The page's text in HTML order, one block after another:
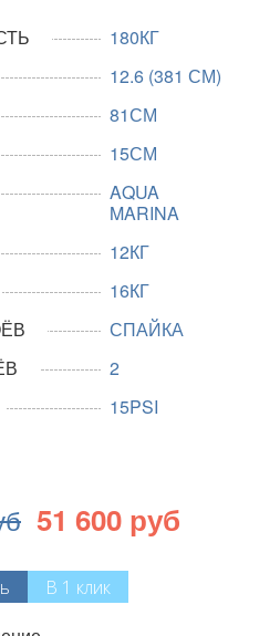
180КГ
12.6 (381 СМ)
81СМ
15СМ
AQUA
MARINA
12КГ
16КГ
СПАЙКА
2
15PSI
51 600 руб
В 1 клик